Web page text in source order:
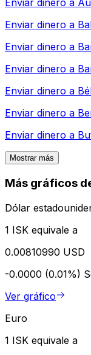
Enviar dinero a
Enviar dinero a
Enviar dinero a
Enviar dinero a
Enviar dinero a
Enviar dinero a
Enviar dinero a
Mostrar más
Más gráficos
Dólar
1 ISK equivale a
0.00810990 USD
-0.0000 (0.01%)
Ver gráfico
Euro
1 ISK equivale a